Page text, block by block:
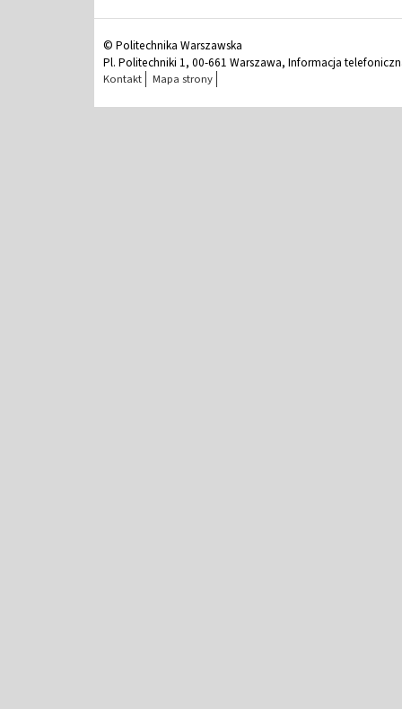
© Politechnika Warszawska
Pl. Politechniki 1, 00-661 Warszawa, Informacja
Kontakt Mapa strony